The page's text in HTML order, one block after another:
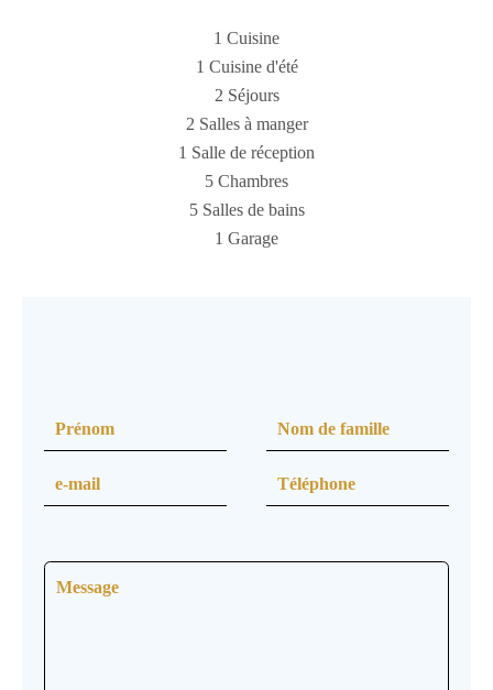
1 Cuisine
1 Cuisine d'été
2 Séjours
2 Salles à manger
1 Salle de réception
5 Chambres
5 Salles de bains
1 Garage